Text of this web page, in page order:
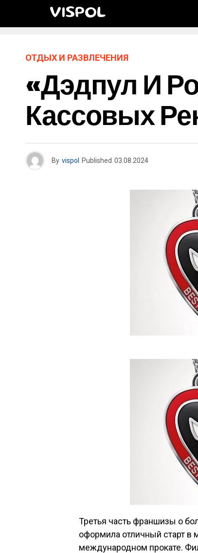
VISPOL
ОТДЫХ И РАЗВЛЕЧЕНИЯ
«Дэдпул И
Кассовых
By vispol Published 03.08.2024
Третья часть франшизы о
оформила отличный старт
международном прокате.